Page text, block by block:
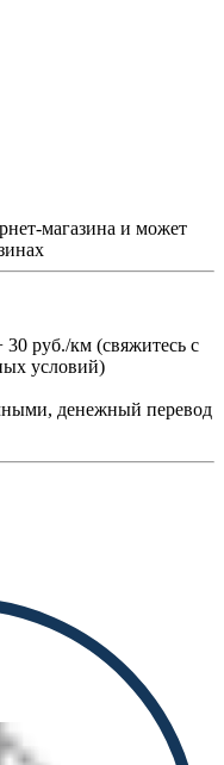
магазина и может
руб./км (свяжитесь с
условий)
денежный перевод